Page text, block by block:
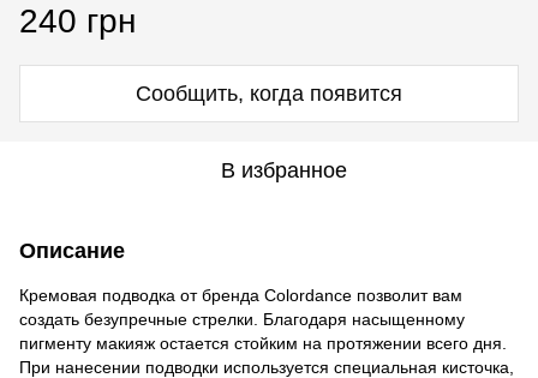
240 грн
Сообщить, когда появится
В избранное
Описание
Кремовая подводка от бренда Colordance позволит вам
создать безупречные стрелки. Благодаря насыщенному
пигменту макияж остается стойким на протяжении всего дня.
При нанесении подводки используется специальная кисточка,